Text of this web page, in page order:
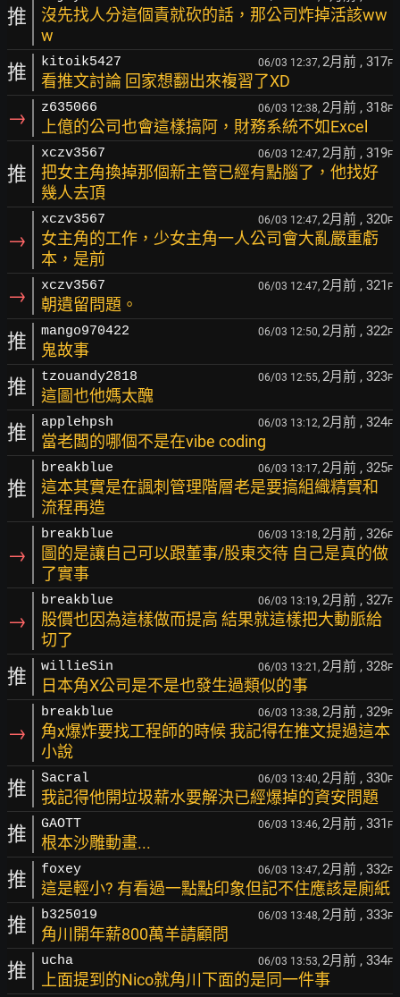
推
沒先找人分這個責就砍的話，那公司炸掉活該ww
w
推 kitoik5427 06/03 12:37, 2月前 , 317F
看推文討論 回家想翻出來複習了XD
→ z635066 06/03 12:38, 2月前 , 318F
上億的公司也會這樣搞阿，財務系統不如Excel
推
xczv3567 06/03 12:47, 2月前 , 319F
把女主角換掉那個新主管已經有點腦了，他找好
幾人去頂
→
xczv3567 06/03 12:47, 2月前 , 320F
女主角的工作，少女主角一人公司會大亂嚴重虧
本，是前
→ xczv3567 06/03 12:47, 2月前 , 321 F
朝遺留問題。
推 mango970422 06/03 12:50, 2月前 , 322F
鬼故事
推 tzouandy2818 06/03 12:55, 2月前 , 323F
這圖也他媽太醜
推 applehpsh 06/03 13:12, 2月前 , 324F
當老闆的哪個不是在vibe coding
推
breakblue 06/03 13:17, 2月前 , 325F
這本其實是在諷刺管理階層老是要搞組織精實和
流程再造
→
breakblue 06/03 13:18, 2月前 , 326F
圖的是讓自己可以跟董事/股東交待 自己是真的做
了實事
→
breakblue 06/03 13:19, 2月前 , 327F
股價也因為這樣做而提高 結果就這樣把大動脈給
切了
推 willieSin 06/03 13:21, 2月前 , 328F
日本角X公司是不是也發生過類似的事
→
breakblue 06/03 13:38, 2月前 , 329F
角x爆炸要找工程師的時候 我記得在推文提過這本
小說
推 Sacral 06/03 13:40, 2月前 , 330F
我記得他開垃圾薪水要解決已經爆掉的資安問題
推 GAOTT 06/03 13:46, 2月前 , 331 F
根本沙雕動畫...
推 foxey 06/03 13:47, 2月前 , 332F
這是輕小? 有看過一點點印象但記不住應該是廁紙
推 b325019 06/03 13:48, 2月前 , 333F
角川開年薪800萬羊請顧問
推 ucha 06/03 13:53, 2月前 , 334F
上面提到的Nico就角川下面的是同一件事